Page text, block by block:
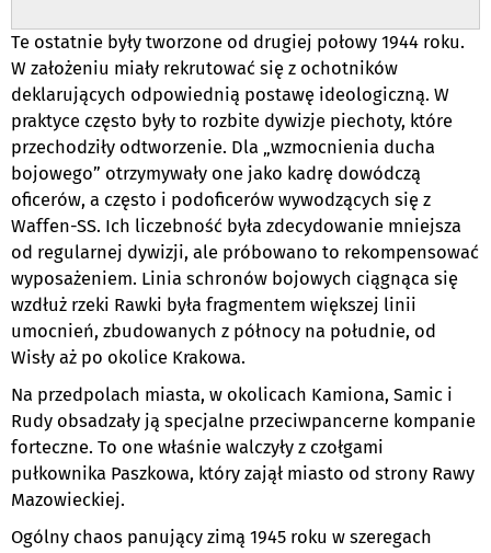
Te ostatnie były tworzone od drugiej połowy 1944 roku.
W założeniu miały rekrutować się z ochotników
deklarujących odpowiednią postawę ideologiczną. W
praktyce często były to rozbite dywizje piechoty, które
przechodziły odtworzenie. Dla „wzmocnienia ducha
bojowego” otrzymywały one jako kadrę dowódczą
oficerów, a często i podoficerów wywodzących się z
Waffen-SS. Ich liczebność była zdecydowanie mniejsza
od regularnej dywizji, ale próbowano to rekompensować
wyposażeniem. Linia schronów bojowych ciągnąca się
wzdłuż rzeki Rawki była fragmentem większej linii
umocnień, zbudowanych z północy na południe, od
Wisły aż po okolice Krakowa.
Na przedpolach miasta, w okolicach Kamiona, Samic i
Rudy obsadzały ją specjalne przeciwpancerne kompanie
forteczne. To one właśnie walczyły z czołgami
pułkownika Paszkowa, który zajął miasto od strony Rawy
Mazowieckiej.
Ogólny chaos panujący zimą 1945 roku w szeregach